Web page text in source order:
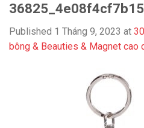
Published 1 Tháng 9, 2023 at
bông & Beauties & Magnet cao